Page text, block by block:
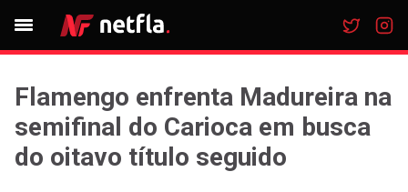
Flamengo enfrenta Madureira na
semifinal do Carioca em busca
do oitavo título seguido